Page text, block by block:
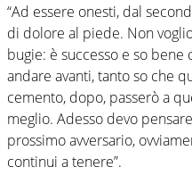
“Ad essere onesti, dal
di dolore al piede. Non
bugie: è successo e so
andare avanti, tanto so che
cemento, dopo, passerò a
meglio. Adesso devo
prossimo avversario,
continui a tenere”.